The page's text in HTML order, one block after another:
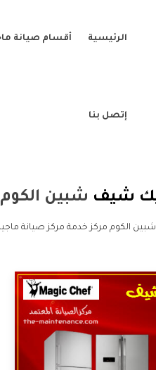
الرئيسية أقسام صيانة
إتصل بنا
شيف شبين الكوم
شبين الكوم مركز خدمة مركز صيانة